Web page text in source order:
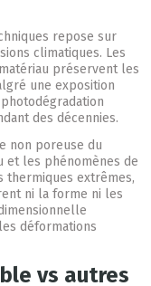
repose sur
climatiques. Les
préservent les
une exposition
des décennies.
non poreuse du
et les phénomènes de
thermiques extrêmes,
ni la forme ni les
déformations
vs autres